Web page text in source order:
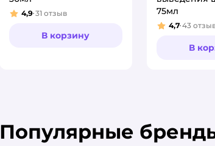
Рейтинг:
4,9 31 отзыв
В корзину
75мл
Рейтинг:
4,7 43
В
Популярные